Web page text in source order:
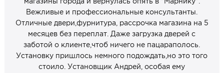
Вежливые и профессиональные консультанты.
Отличные двери,фурнитура, рассрочка магазина на 5
месяцев без переплат. Даже загрузка дверей с
заботой о клиенте,чтоб ничего не пацараполось.
Установку пришлось немного подождать,но это того
стоило. Установщик Андрей, особая ему